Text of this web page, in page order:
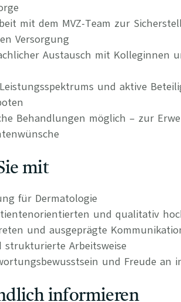
mit dem MVZ-Team zur
Versorgung
Austausch mit Kolleginnen
und aktive
Behandlungen möglich – zur
mit
für Dermatologie
und qualitativ
und ausgeprägte
strukturierte Arbeitsweise
und Freude an
informieren